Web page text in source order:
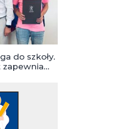
do szkoły.
zapewnia